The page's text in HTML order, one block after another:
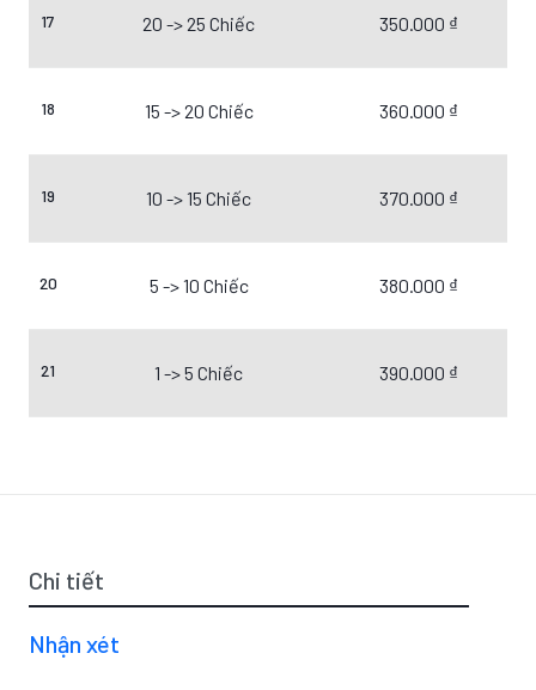
17 20 -> 25 Chiếc 350.000 ₫
18 15 -> 20 Chiếc 360.000 ₫
19 10 -> 15 Chiếc 370.000 ₫
20 5 -> 10 Chiếc 380.000 ₫
21 1 -> 5 Chiếc 390.000 ₫
Chi tiết
Nhận xét